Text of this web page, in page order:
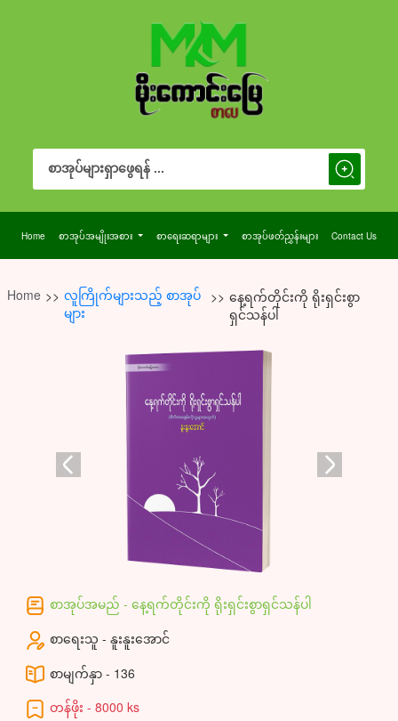
Search
for:
Search Button
Home စာအုပ်အမျိုးအစား စာရေးဆရာများ စာအုပ်ဖတ်ညွှန်းများ Contact Us
Home >> လူကြိုက်များသည့် စာအုပ်
များ
>> နေ့ရက်တိုင်းကို ရိုးရှင်းစွာ
ရှင်သန်ပါ
စာအုပ်အမည် - နေ့ရက်တိုင်းကို ရိုးရှင်းစွာရှင်သန်ပါ
စာရေးသူ - နူးနူးအောင်
စာမျက်နှာ - 136
တန်ဖိုး - 8000 ks